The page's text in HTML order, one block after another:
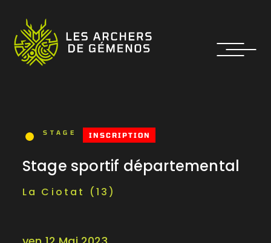
STAGE INSCRIPTION
Stage sportif départemental
La Ciotat (13)